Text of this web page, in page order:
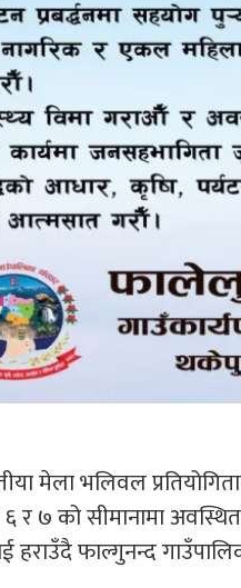
मेला भलिवल
र ७ को सीमानामा
फाल्गुनन्द